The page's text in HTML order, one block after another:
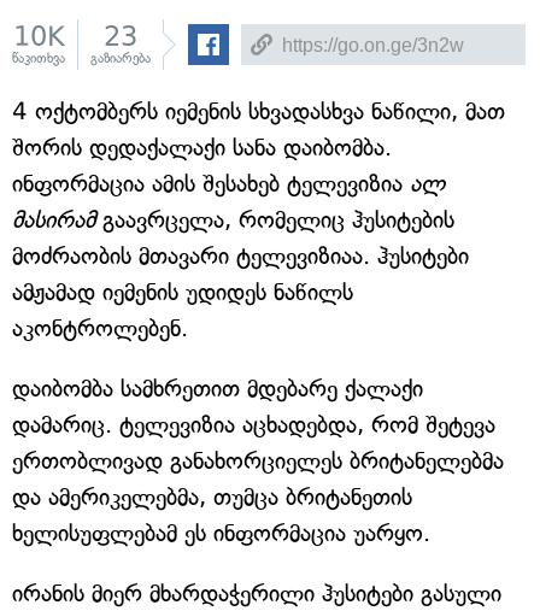
10K
წაკითხვა
23
გაზიარება
4 ოქტომბერს იემენის სხვადასხვა ნაწილი, მათ
შორის დედაქალაქი სანა დაიბომბა.
ინფორმაცია ამის შესახებ ტელევიზია ალ
მასირამგაავრცელა, რომელიც ჰუსიტების
მოძრაობის მთავარი ტელევიზიაა. ჰუსიტები
ამჟამად იემენის უდიდეს ნაწილს
აკონტროლებენ.
დაიბომბა სამხრეთით მდებარე ქალაქი
დამარიც. ტელევიზია აცხადებდა, რომ შეტევა
ერთობლივად განახორციელეს ბრიტანელებმა
და ამერიკელებმა, თუმცა ბრიტანეთის
ხელისუფლებამ ეს ინფორმაცია უარყო.
ირანის მიერ მხარდაჭერილი ჰუსიტები გასული